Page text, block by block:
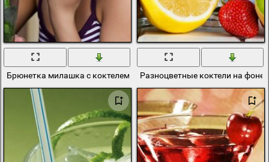
Брюнетка милашка с коктелем в руках, с сексуальным взглядом
Разноцветные коктели на фоне